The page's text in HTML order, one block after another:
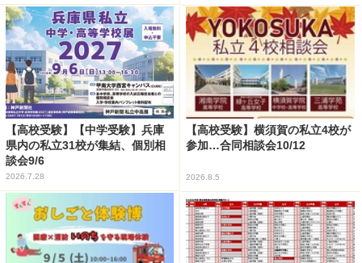
【高校受験】【中学受験】兵庫
県内の私立31校が集結、個別相
談会9/6
2026.7.28
【高校受験】横須賀の私立4校が
参加…合同相談会10/12
2026.8.5